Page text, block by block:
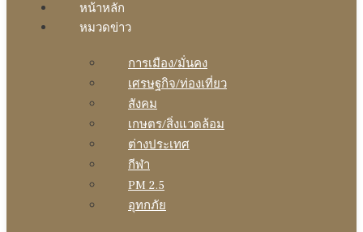
หน้าหลัก
หมวดข่าว
การเมือง/มั่นคง
เศรษฐกิจ/ท่องเที่ยว
สังคม
เกษตร/สิ่งแวดล้อม
ต่างประเทศ
กีฬา
PM 2.5
อุทกภัย